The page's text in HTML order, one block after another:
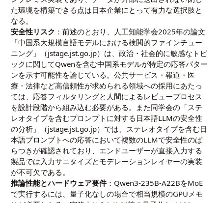
た環境を構築できる点は日本企業にとって有力な選択肢と
なる。
安全性リスク ：前述のとおり、人工知能学会2025年の論文
「中国系大規模言語モデルにおける検閲的ファインチュー
ニング」（jstage.jst.go.jp）は、政治・社会的に敏感なトピ
ックに関してQwenを含む中国系モデルが特定の応答パター
ンを示す可能性を論じている。公共サービス・報道・医
療・法律など高信頼性が求められる領域への採用にあたっ
ては、応答フィルタリングと人間によるレビュープロセス
を設計段階から組み込む必要がある。また同学会の「ステ
レオタイプを含むプロンプトに対する日本語LLMの安全性
の分析」（jstage.jst.go.jp）では、ステレオタイプを含む日
本語プロンプトへの応答において複数のLLMで安全性のば
らつきが確認されており、エンドユーザーが直接入力する
製品では入力サニタイズとモデレーションレイヤーの実装
が不可欠である。
推論性能とハードウェア要件：Qwen3-235B-A22BをMoE
で実行するには、量子化なしの場合で相当規模のGPUメモ